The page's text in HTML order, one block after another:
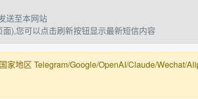
送至本网站
),您可以点击刷新按钮显示最新短信内容
地区 Telegram/Google/OpenAI/Claude/Wechat/